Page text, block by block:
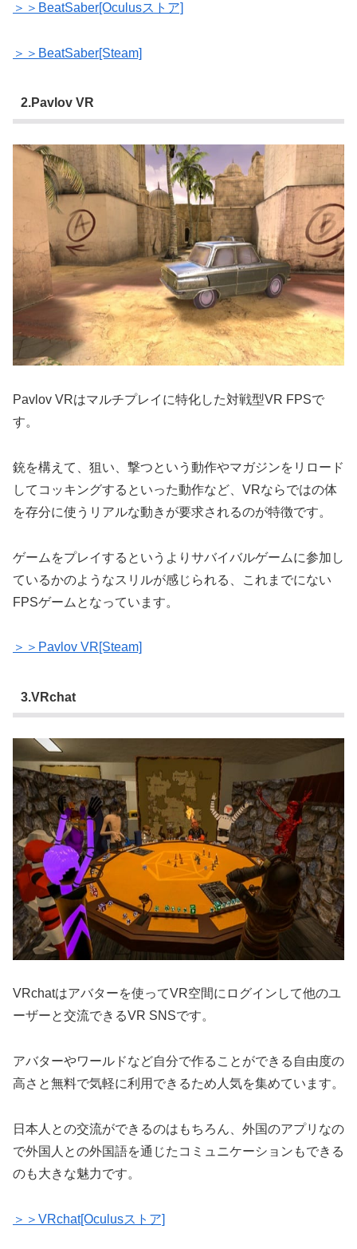
＞＞BeatSaber[Oculusストア]
＞＞BeatSaber[Steam]
2.Pavlov VR
Pavlov VRはマルチプレイに特化した対戦型VR FPSで
す。
銃を構えて、狙い、撃つという動作やマガジンをリロード
してコッキングするといった動作など、VRならではの体
を存分に使うリアルな動きが要求されるのが特徴です。
ゲームをプレイするというよりサバイバルゲームに参加し
ているかのようなスリルが感じられる、これまでにない
FPSゲームとなっています。
＞＞Pavlov VR[Steam]
3.VRchat
VRchatはアバターを使ってVR空間にログインして他のユ
ーザーと交流できるVR SNSです。
アバターやワールドなど自分で作ることができる自由度の
高さと無料で気軽に利用できるため人気を集めています。
日本人との交流ができるのはもちろん、外国のアプリなの
で外国人との外国語を通じたコミュニケーションもできる
のも大きな魅力です。
＞＞VRchat[Oculusストア]